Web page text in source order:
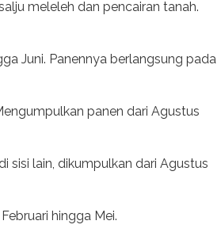
meleleh dan pencairan tanah.
Juni. Panennya berlangsung pada
panen dari Agustus
sisi lain, dikumpulkan dari Agustus
hingga Mei.